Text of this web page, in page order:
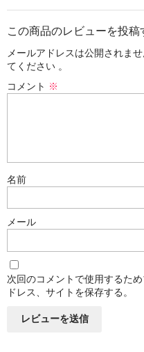
この商品のレビューを投稿
メールアドレスは公開されま
てください 。
コメント ※
名前
メール
次回のコメントで使用するた
ドレス、サイトを保存する。